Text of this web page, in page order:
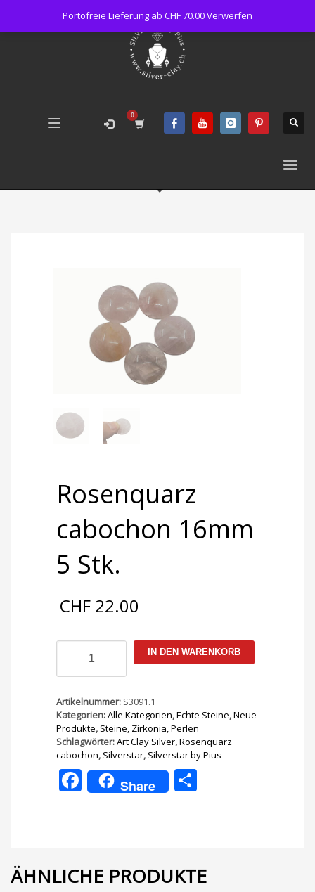
Rosenquarz
cabochon 16mm
5 Stk.
CHF 22.00
cabochon
Stk.
Menge
IN DEN WARENKORB
Artikelnummer: S3091.1
Kategorien:Alle Kategorien,Echte Steine,Neue
Produkte, Steine, Zirkonia, Perlen
Schlagwörter:Art Clay Silver,Rosenquarz
cabochon, Silverstar, Silverstar by Pius
Facebook
Share
ÄHNLICHE PRODUKTE
Portofreie Lieferung ab CHF 70.00Verwerfen